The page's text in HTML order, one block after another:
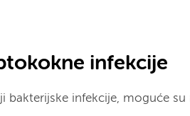
infekcije
bakterijske infekcije, moguće